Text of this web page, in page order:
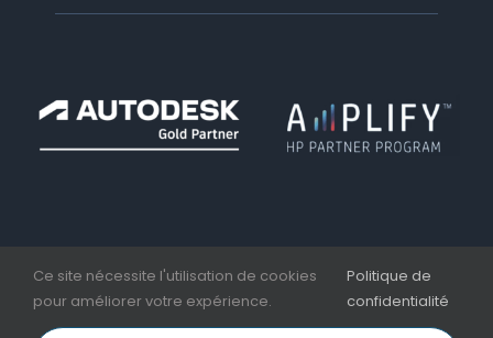
Ce site nécessite l'utilisation de cookies
pour améliorer votre expérience.
Politique de
confidentialité